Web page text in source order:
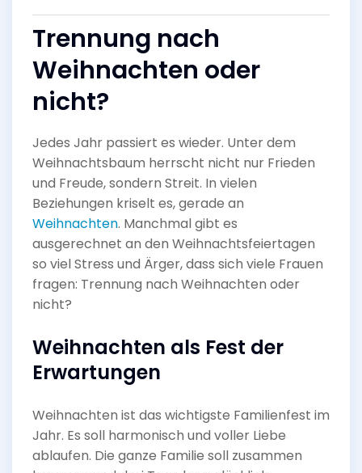
Trennung nach
Weihnachten oder
nicht?
Jedes Jahr passiert es wieder. Unter dem
Weihnachtsbaum herrscht nicht nur Frieden
und Freude, sondern Streit. In vielen
Beziehungen kriselt es, gerade an
Weihnachten. Manchmal gibt es
ausgerechnet an den Weihnachtsfeiertagen
so viel Stress und Ärger, dass sich viele Frauen
fragen: Trennung nach Weihnachten oder
nicht?
Weihnachten als Fest der
Erwartungen
Weihnachten ist das wichtigste Familienfest im
Jahr. Es soll harmonisch und voller Liebe
ablaufen. Die ganze Familie soll zusammen